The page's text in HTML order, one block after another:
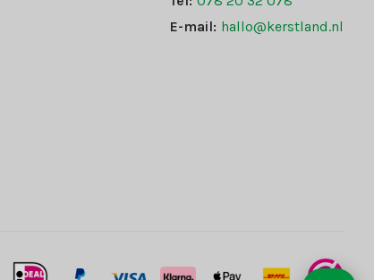
E-mail: hallo@kerstland.nl